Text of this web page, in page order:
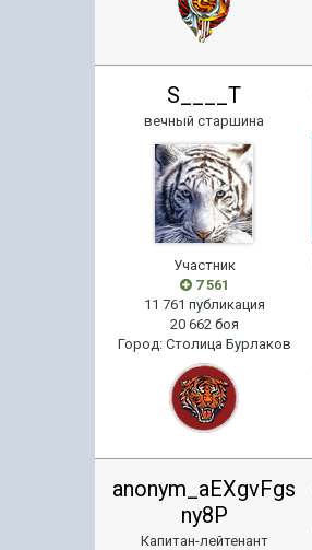
S____T
вечный старшина
Участник
7 561
11 761 публикация
20 662 боя
Город: Столица Бурлаков
anonym_aEXgvFgs
ny8P
Капитан-лейтенант